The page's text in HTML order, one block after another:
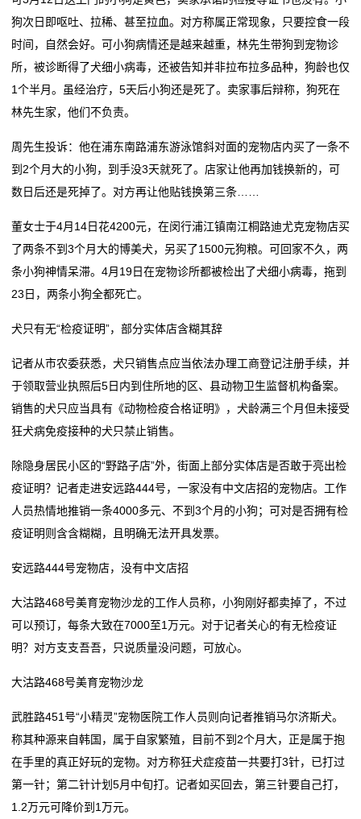
狗次日即呕吐、拉稀、甚至拉血。对方称属正常现象，只要控食一段
时间，自然会好。可小狗病情还是越来越重，林先生带狗到宠物诊
所，被诊断得了犬细小病毒，还被告知并非拉布拉多品种，狗龄也仅
1个半月。虽经治疗，5天后小狗还是死了。卖家事后辩称，狗死在
林先生家，他们不负责。
周先生投诉：他在浦东南路浦东游泳馆斜对面的宠物店内买了一条不
到2个月大的小狗，到手没3天就死了。店家让他再加钱换新的，可
数日后还是死掉了。对方再让他贴钱换第三条……
董女士于4月14日花4200元，在闵行浦江镇南江桐路迪尤克宠物店买
了两条不到3个月大的博美犬，另买了1500元狗粮。可回家不久，两
条小狗神情呆滞。4月19日在宠物诊所都被检出了犬细小病毒，拖到
23日，两条小狗全都死亡。
犬只有无“检疫证明”，部分实体店含糊其辞
记者从市农委获悉，犬只销售点应当依法办理工商登记注册手续，并
于领取营业执照后5日内到住所地的区、县动物卫生监督机构备案。
销售的犬只应当具有《动物检疫合格证明》，犬龄满三个月但未接受
狂犬病免疫接种的犬只禁止销售。
除隐身居民小区的“野路子店”外，街面上部分实体店是否敢于亮出检
疫证明？记者走进安远路444号，一家没有中文店招的宠物店。工作
人员热情地推销一条4000多元、不到3个月的小狗；可对是否拥有检
疫证明则含含糊糊，且明确无法开具发票。
安远路444号宠物店，没有中文店招
大沽路468号美育宠物沙龙的工作人员称，小狗刚好都卖掉了，不过
可以预订，每条大致在7000至1万元。对于记者关心的有无检疫证
明？对方支支吾吾，只说质量没问题，可放心。
大沽路468号美育宠物沙龙
武胜路451号“小精灵”宠物医院工作人员则向记者推销马尔济斯犬。
称其种源来自韩国，属于自家繁殖，目前不到2个月大，正是属于抱
在手里的真正好玩的宠物。对方称狂犬症疫苗一共要打3针，已打过
第一针；第二针计划5月中旬打。记者如买回去，第三针要自己打，
1.2万元可降价到1万元。